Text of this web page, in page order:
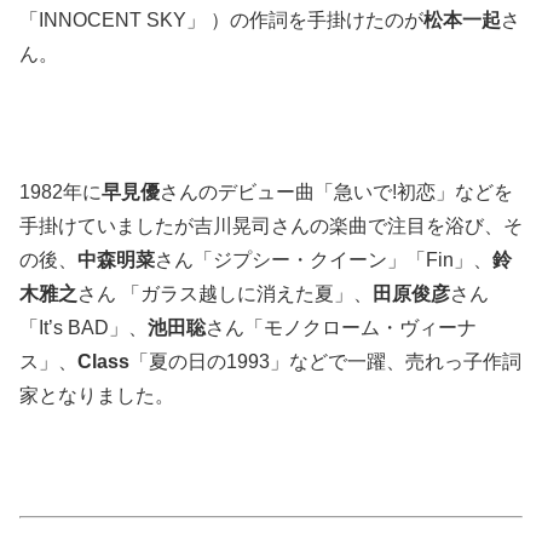
「INNOCENT SKY」 ）の作詞を手掛けたのが松本一起さ
ん。
1982年に早見優さんのデビュー曲「急いで!初恋」などを
手掛けていましたが吉川晃司さんの楽曲で注目を浴び、そ
の後、 中森明菜さん「ジプシー・クイーン」「Fin」、 鈴
木雅之さん 「ガラス越しに消えた夏」、 田原俊彦さん
「It’s BAD」、 池田聡さん「モノクローム・ヴィーナ
ス」、 Class 「夏の日の1993」などで一躍、売れっ子作詞
家となりました。